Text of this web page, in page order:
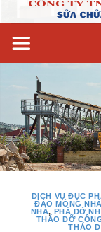
DỊCH VỤ ĐỤC
ĐÀO MÓNG NHÀ
NHÀ, PHÁ DỠ
THÁO DỠ
THÁO